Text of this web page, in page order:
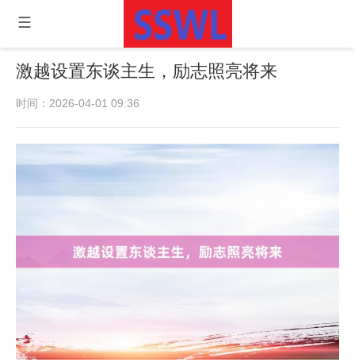
激越设置东谈主生，励志照亮将来
时间：2026-04-01 09:36